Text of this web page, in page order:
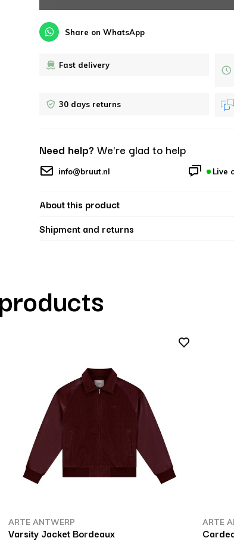
Share on WhatsApp
Fast delivery
30 days returns
Need help? We're glad to help
info@bruut.nl Live
About this product
Shipment and returns
ARTE ANTWERP
Varsity Jacket Bordeaux
ARTE